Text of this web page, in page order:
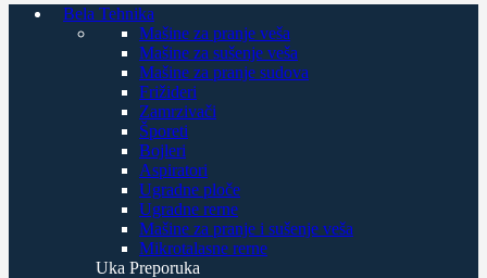
Bela Tehnika
Mašine za pranje veša
Mašine za sušenje veša
Mašine za pranje sudova
Frižideri
Zamrzivači
Šporeti
Bojleri
Aspiratori
Ugradne ploče
Ugradne rerne
Mašine za pranje i sušenje veša
Mikrotalasne rerne
Uka Preporuka